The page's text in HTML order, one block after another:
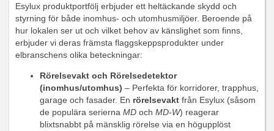
Esylux produktportfölj erbjuder ett heltäckande skydd och
styrning för både inomhus- och utomhusmiljöer. Beroende på
hur lokalen ser ut och vilket behov av känslighet som finns,
erbjuder vi deras främsta flaggskeppsprodukter under
elbranschens olika beteckningar:
Rörelsevakt och Rörelsedetektor
(inomhus/utomhus) – Perfekta för korridorer, trapphus,
garage och fasader. En rörelsevakt från Esylux (såsom
de populära serierna MD och MD-W) reagerar
blixtsnabbt på mänsklig rörelse via en högupplöst